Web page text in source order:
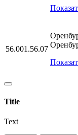
56.001.56.07
Title
Text